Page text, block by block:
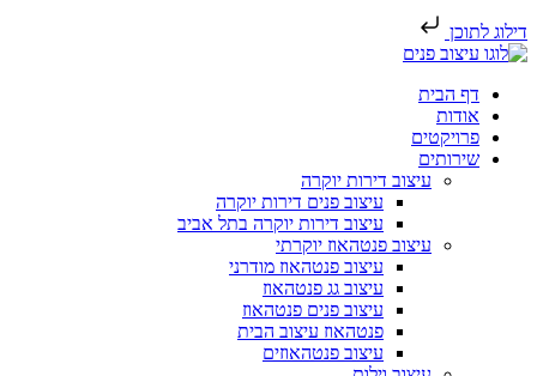
דילוג לתוכן
דף הבית
אודות
פרויקטים
שירותים
עיצוב דירות יוקרה
עיצוב פנים דירות יוקרה
עיצוב דירות יוקרה בתל אביב
עיצוב פנטהאוז יוקרתי
עיצוב פנטהאוז מודרני
עיצוב גג פנטהאוז
עיצוב פנים פנטהאוז
פנטהאוז עיצוב הבית
עיצוב פנטהאוזים